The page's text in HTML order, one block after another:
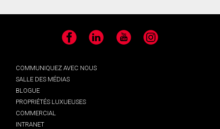
Facebook LinkedIn YouTube Instagram
COMMUNIQUEZ AVEC NOUS
SALLE DES MÉDIAS
BLOGUE
PROPRIÉTÉS LUXUEUSES
COMMERCIAL
INTRANET